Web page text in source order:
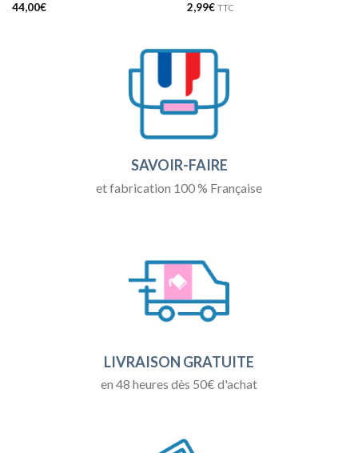
44,00€
2,99€ TTC
SAVOIR-FAIRE
et fabrication 100 % Française
LIVRAISON GRATUITE
en 48 heures dès 50€ d'achat